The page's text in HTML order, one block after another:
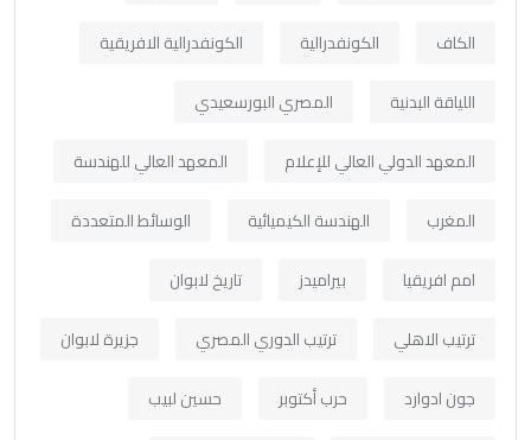
الكاف
الكونفدرالية
الكونفدرالية الافريقية
اللياقة البدنية
المصري البورسعيدي
المعهد الدولي العالي للإعلام
المعهد العالي للهندسة
المغرب
الهندسة الكيميائية
الوسائط المتعددة
امم افريقيا
بيراميدز
تاريخ لابوان
ترتيب الاهلي
ترتيب الدوري المصري
جزيرة لابوان
جون ادوارد
حرب أكتوبر
حسين لبيب